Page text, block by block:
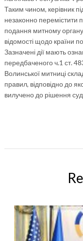
Таким чином, керівник
незаконно перемістити
подання митному
відомості щодо країни
Зазначені дії мають
передбаченого ч.1 ст.
Волинської митниці
правил, відповідно до
вилучено до рішення